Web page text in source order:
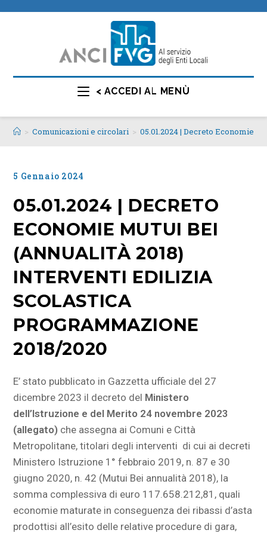
< ACCEDI AL MENÙ
> Comunicazioni e circolari > 05.01.2024 | Decreto Economie
5 Gennaio 2024
05.01.2024 | DECRETO
ECONOMIE MUTUI BEI
(ANNUALITÀ 2018)
INTERVENTI EDILIZIA
SCOLASTICA
PROGRAMMAZIONE
2018/2020
E’ stato pubblicato in Gazzetta ufficiale del 27
dicembre 2023 il decreto del Ministero
dell’Istruzione e del Merito 24 novembre 2023
(allegato) che assegna ai Comuni e Città
Metropolitane, titolari degli interventi di cui ai decreti
Ministero Istruzione 1° febbraio 2019, n. 87 e 30
giugno 2020, n. 42 (Mutui Bei annualità 2018), la
somma complessiva di euro 117.658.212,81, quali
economie maturate in conseguenza dei ribassi d’asta
prodottisi all’esito delle relative procedure di gara,